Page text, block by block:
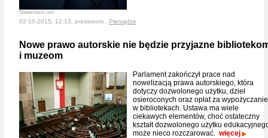
Shutterstock.com
02-10-2015, 12:13, pressroom , Pieniądze
Nowe prawo autorskie nie będzie przyjazne
i muzeom
Parlament zakończył prace nad
nowelizacją prawa autorskiego, która
dotyczy dozwolonego użytku, dzieł
osieroconych oraz opłat za wypożyczanie
w bibliotekach. Ustawa ma wiele
ciekawych elementów, choć ostateczny
kształt dozwolonego użytku
może nieco rozczarować. więcej